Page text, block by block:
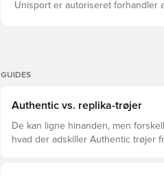
Unisport er autoriseret forhandler
GUIDES
Authentic vs. replika-trøjer
De kan ligne hinanden, men
hvad der adskiller Authentic trøjer